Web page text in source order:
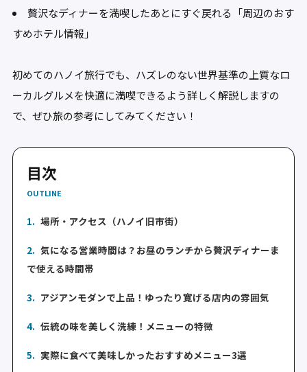
贅沢なディナーを満喫したあとにすぐ戻れる「周辺のおす
すめホテル情報」
初めてのハノイ旅行でも、ハズレのない世界基準の上質なロ
ーカルグルメを快適に満喫できるよう詳しく解説しますの
で、ぜひ旅の参考にしてみてください！
目次
OUTLINE
1. 場所・アクセス（ハノイ旧市街）
2. 気になる営業時間は？お昼のランチから贅沢ディナーま
で使える時間帯
3. アジアンモダンで上品！ゆったり寛げる店内の雰囲気
4. 伝統の味を美しく洗練！メニューの特徴
5. 実際に食べて美味しかったおすすめメニュー3選